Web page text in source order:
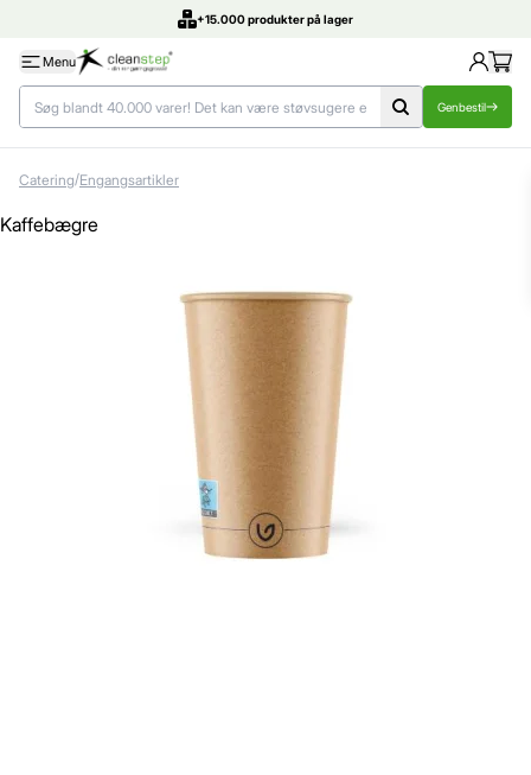
DK's bedste priser
Menu
Genbestil
Catering/Engangsartikler
Kaffebægre